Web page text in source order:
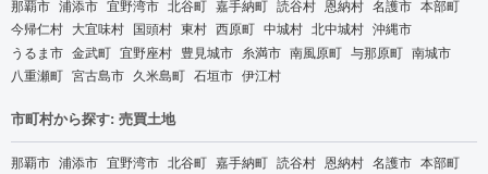
那覇市 浦添市 宜野湾市 北谷町 嘉手納町 読谷村 恩納村 名護市 本部町
今帰仁村 大宜味村 国頭村 東村 西原町 中城村 北中城村 沖縄市
うるま市 金武町 宜野座村 豊見城市 糸満市 南風原町 与那原町 南城市
八重瀬町 宮古島市 久米島町 石垣市 伊江村
市町村から探す: 売買土地
那覇市 浦添市 宜野湾市 北谷町 嘉手納町 読谷村 恩納村 名護市 本部町